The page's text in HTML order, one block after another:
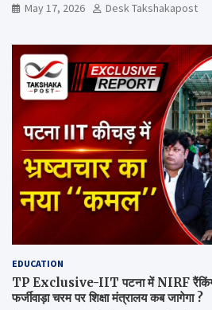
May 17, 2026 Desk Takshakapost
EDUCATION
TP Exclusive-IIT पटना में NIRF रैंकिंग
फर्जीवाड़ा चरम पर शिक्षा मंत्रालय कब जागेगा ?